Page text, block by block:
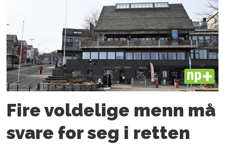
PLUS
Fire voldelige menn må
svare for seg i retten